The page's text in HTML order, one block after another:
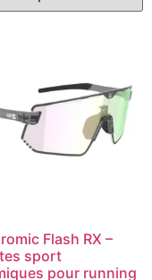
Flash RX –
sport
pour running